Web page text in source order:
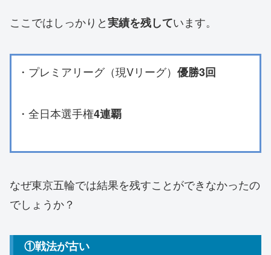
ここではしっかりと実績を残しています。
・プレミアリーグ（現Vリーグ） 優勝3回
・全日本選手権4連覇
なぜ東京五輪では結果を残すことができなかったの
でしょうか？
①戦法が古い